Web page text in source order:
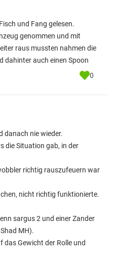
und Fang gelesen.
genommen und mit
raus mussten nahmen die
dahinter auch einen Spoon
0
danach nie wieder.
die Situation gab, in der
richtig rauszufeuern war
nicht richtig funktionierte.
sargus 2 und einer Zander
MH).
das Gewicht der Rolle und